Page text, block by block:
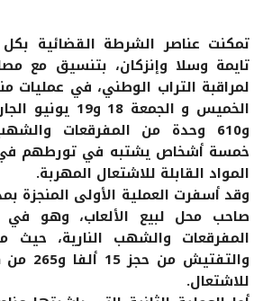
تمكنت عناصر الشرطة القضائية
تايمة وسلا وإنزكان، بتنسيق مع
لمراقبة التراب الوطني، في عمليات
و610 وحدة من المفرقعات
خمسة أشخاص يشتبه في تورطهم في
المواد القابلة للاشتعال المهربة.
وقد أسفرت العملية الأولى المنجزة
صاحب محل لبيع الألعاب، وهو في
المفرقعات والشهب النارية، حيث
للاشتعال.